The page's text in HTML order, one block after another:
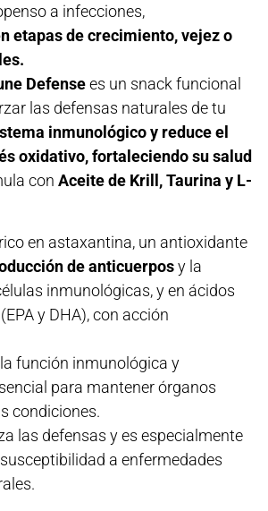
a infecciones,
etapas de crecimiento, vejez o
Defensees un snack funcional
las defensas naturales de tu
inmunológico y reduce el
oxidativo, fortaleciendo su salud
con Aceite de Krill, Taurina y L-
rico en astaxantina, un antioxidante
de anticuerposy la
inmunológicas, y en ácidos
y DHA), con acción
función inmunológica y
para mantener órganos
condiciones.
las defensas y es especialmente
a enfermedades